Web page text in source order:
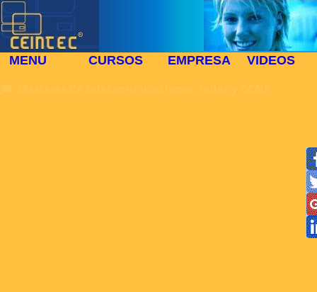
MENU CURSOS EMPRESA
VIDEOS